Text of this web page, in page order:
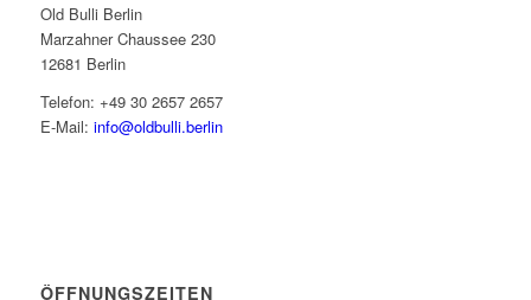
Old Bulli Berlin
Marzahner Chaussee 230
12681 Berlin
Telefon: +49 30 2657 2657
E-Mail: info@oldbulli.berlin
ÖFFNUNGSZEITEN